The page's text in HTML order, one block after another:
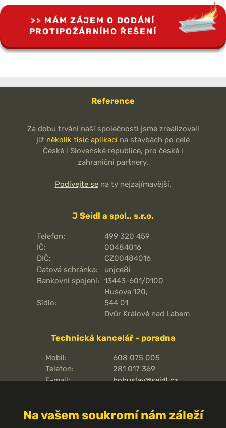
MÁM ZÁJEM O DODÁNÍ
PROTIPOŽÁRNÍHO ŘEŠENÍ
Reference
Za dobu trvání naší společnosti jsme zrealizovali
již několik tisíc aplikací na stavbách po celé
České i Slovenské republice, pro české i
zahraniční partnery.
Podívejte sena ty nejzajímavější.
J Seidl a spol., s.r.o.
Telefon:
499 320 459
IČ:
00484016
DIČ:
CZ00484016
Datová schránka:
unjce8i
Bankovní spojení:
13443-601/0100
Sídlo:
Husova 120,
544 01
Dvůr Králové nad Labem
Technická kancelář - poradna
Mobil:
608 075 005
Telefon:
281 017 369
E-mail:
bohuslav@seidl.cz
Praha 15 - Hostivař
Na vašem soukromí nám záleží